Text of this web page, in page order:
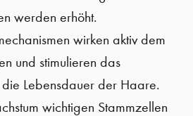
werden erhöht.
wirken aktiv dem
und stimulieren das
Lebensdauer der Haare.
wichtigen Stammzellen